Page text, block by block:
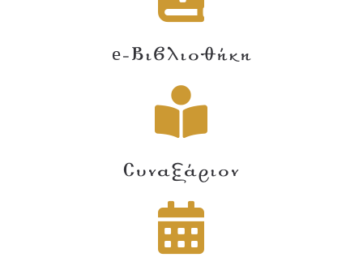
e-Βιβλιοθήκη
Συναξάριον